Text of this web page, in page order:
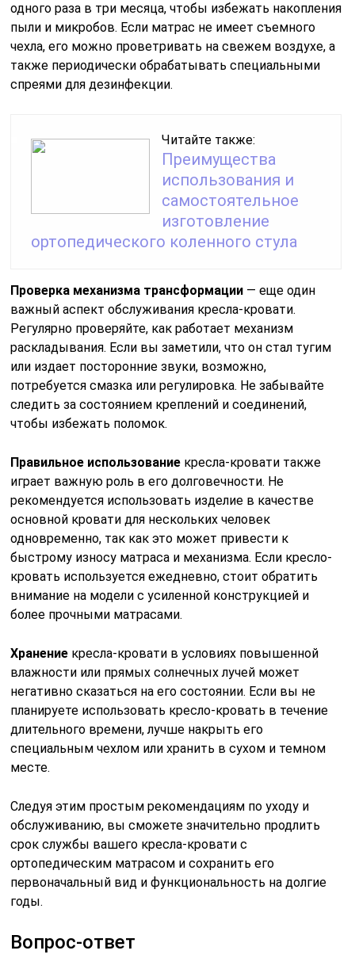
одного раза в три месяца, чтобы избежать накопления
пыли и микробов. Если матрас не имеет съемного
чехла, его можно проветривать на свежем воздухе, а
также периодически обрабатывать специальными
спреями для дезинфекции.
Читайте также:
Преимущества
использования и
самостоятельное
изготовление
ортопедического коленного стула
Проверка механизма трансформации — еще один
важный аспект обслуживания кресла-кровати.
Регулярно проверяйте, как работает механизм
раскладывания. Если вы заметили, что он стал тугим
или издает посторонние звуки, возможно,
потребуется смазка или регулировка. Не забывайте
следить за состоянием креплений и соединений,
чтобы избежать поломок.
Правильное использование кресла-кровати также
играет важную роль в его долговечности. Не
рекомендуется использовать изделие в качестве
основной кровати для нескольких человек
одновременно, так как это может привести к
быстрому износу матраса и механизма. Если кресло-
кровать используется ежедневно, стоит обратить
внимание на модели с усиленной конструкцией и
более прочными матрасами.
Хранение кресла-кровати в условиях повышенной
влажности или прямых солнечных лучей может
негативно сказаться на его состоянии. Если вы не
планируете использовать кресло-кровать в течение
длительного времени, лучше накрыть его
специальным чехлом или хранить в сухом и темном
месте.
Следуя этим простым рекомендациям по уходу и
обслуживанию, вы сможете значительно продлить
срок службы вашего кресла-кровати с
ортопедическим матрасом и сохранить его
первоначальный вид и функциональность на долгие
годы.
Вопрос-ответ